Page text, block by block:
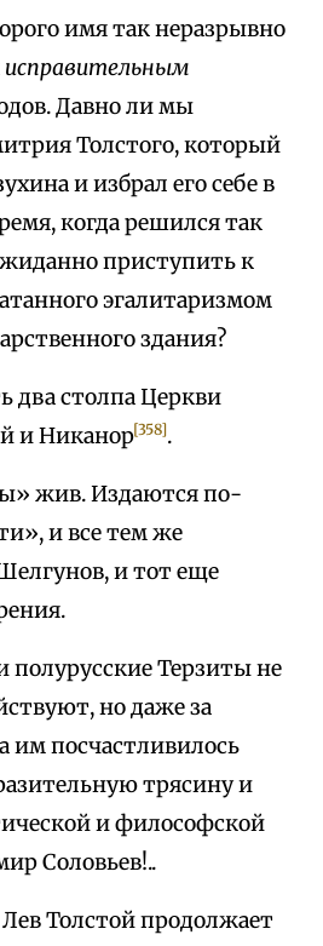
имя так неразрывно
исправительным
Давно ли мы
Толстого, который
и избрал его себе в
когда решился так
приступить к
эгалитаризмом
здания?
два столпа Церкви
и Никанор[358].
жив. Издаются по-
и все тем же
и тот еще
полурусские Терзиты не
но даже за
им посчастливилось
трясину и
и философской
Соловьев!..
Толстой продолжает